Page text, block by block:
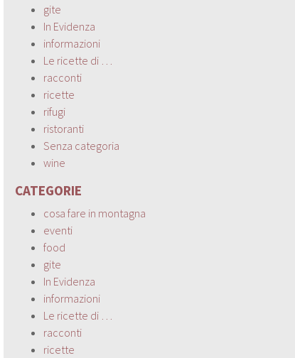
gite
In Evidenza
informazioni
Le ricette di …
racconti
ricette
rifugi
ristoranti
Senza categoria
wine
CATEGORIE
cosa fare in montagna
eventi
food
gite
In Evidenza
informazioni
Le ricette di …
racconti
ricette